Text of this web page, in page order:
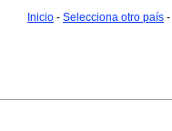
Inicio - Selecciona otro país -